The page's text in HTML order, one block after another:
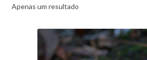
Apenas um resultado